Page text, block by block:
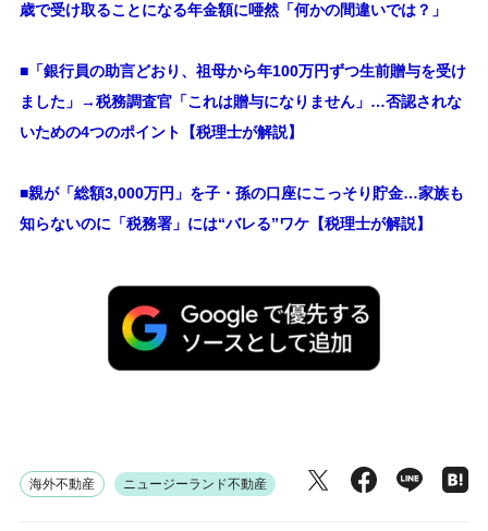
歳で受け取ることになる年金額に唖然「何かの間違いでは？」
■ 「銀行員の助言どおり、祖母から年100万円ずつ生前贈与を受け
ました」→税務調査官「これは贈与になりません」…否認されな
いための4つのポイント【税理士が解説】
■親が「総額3,000万円」を子・孫の口座にこっそり貯金…家族も
知らないのに「税務署」には“バレる”ワケ【税理士が解説】
海外不動産 ニュージーランド不動産